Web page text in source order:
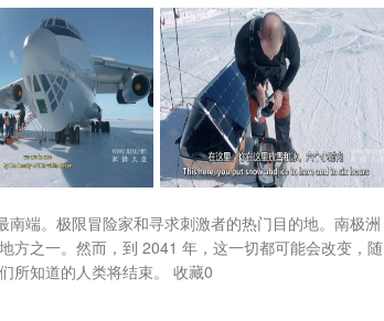
端。极限冒险家和寻求刺激者的热门目的地。南极洲
方之一。然而，到 2041 年，这一切都可能会改变，随
所知道的人类将结束。 收藏0